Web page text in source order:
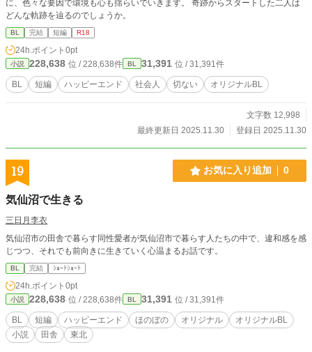
に、色々な要因で環境も心も揺らいでいきます。 奇跡からスタートした二人は
どんな軌跡を辿るのでしょうか。
BL 完結 短編 R18
24h.ポイント 0pt
小説 228,638 位 / 228,638件 BL 31,391 位 / 31,391件
BL 短編 ハッピーエンド 社会人 切ない オリジナルBL
文字数 12,998
最終更新日 2025.11.30
登録日 2025.11.30
19 お気に入り追加 0
気仙沼で生きる
三日月李衣
気仙沼市の田舎で暮らす同性愛者が気仙沼市で暮らす人たちの中で、違和感を感
じつつ、それでも前向きに生きていく心温まるお話です。
BL 完結 ｼｮｰﾄｼｮｰﾄ
24h.ポイント 0pt
小説 228,638 位 / 228,638件 BL 31,391 位 / 31,391件
BL 短編 ハッピーエンド ほのぼの オリジナル
オリジナルBL
小説
田舎 東北